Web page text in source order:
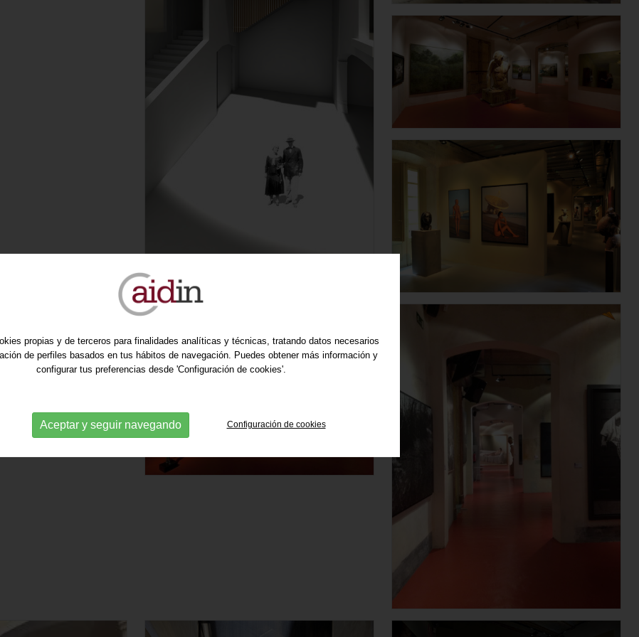
propias y de terceros para finalidades analíticas y técnicas, tratando datos necesarios
de perfiles basados en tus hábitos de navegación. Puedes obtener más información y
configurar tus preferencias desde 'Configuración de cookies'.
Aceptar y seguir navegando Configuración de cookies